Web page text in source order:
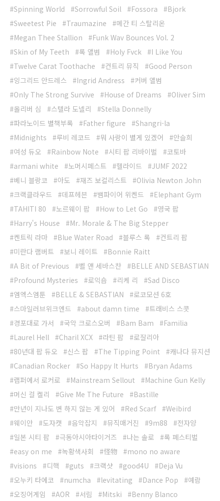
Spinning World
Sorrowful Soil Fossora
Bjork
Sweetest Pie
Traumazine
메간 티 스탈리온
Megan Thee Stallion
Funk Wav Bounces Vol. 2
Skin of My Teeth
록 앨범 Holy Fvck
I Like You
Twelve Carat Toothache
컨트리 뮤직
Good Person
잉그리드 안드레스
Ingrid Andress
커버 앨범
Only The Strong Survive
House of Dreams
Oliver Sim
올리버 심
스텔라 도넬리
Stella Donnelly
파라노이드 별책부록
Father figure
Shangri-la
Midnights
루비 레코드 뭐 사랑이 별게 있겠어
안슬희
여성 듀오
Rainbow Note 시티 팝 리바이벌
코토바
armani white
노머시페스트 헬라이드
JUMF 2022
베니 블랑코
아도 재즈 보컬리스트
Olivia Newton John
크랙클라우드
데프헤븐 뱀파이어 위켄드
Elephant Gym
TAHITI 80
노르웨이 팝 How to Let Go
영국 팝
Harry's House
Mr. Morale & The Big Stepper
켄트릭 라마
Blue Water Road 블루스 록
컨트리 팝
미란다 램버트
보니 레이트
Bonnie Raitt
A Bit of Previous
벨 앤 세바스찬
BELLE AND SEBASTIAN
Profound Mysteries
로익숍 리케 리
Sad Disco
엠엑스엠툰
BELLE & SEBASTIAN
로코모션 6호
스마일러브위크엔드
about damn time
트래비스 스콧
경포대로 가서
국악 크로스오버 Bam Bam
Familia
Laurel Hell
Charil XCX 라틴 팝
로잘리아
80년대 팝 듀오
신스 팝 The Tipping Point
캐나다 뮤지션
Canadian Rocker
So Happy It Hurts
Bryan Adams
랩퍼에서 로커로
Mainstream Sellout
Machine Gun Kelly
머신 걸 켈리
Give Me The Future
Bastille
만년이 지나도 변 하지 않는 게 있어
Red Scarf
Weibird
웨이안
도자캣 음악잡지 뮤직매거진 9m88
전자양
일본 시티 팝
극동아시아타이거즈 나는 솔로
록 페스티벌
easy on me
녹황색사회 怪物
mono no aware
visions
디핵 guts 크랙샷 good4U
Deja Vu
오누키 타에코
numcha levitating Dance Pop
예람
오징어게임
AOR 서림 Mitski Benny Blanco